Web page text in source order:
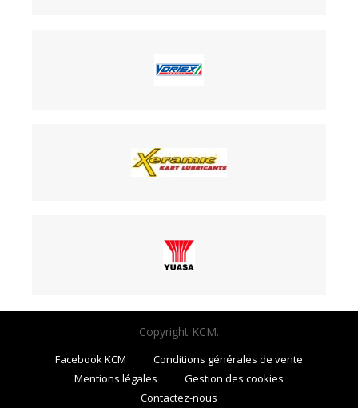
Copyright KCM.
Facebook KCM
Conditions générales de vente
Mentions légales
Gestion des cookies
Contactez-nous